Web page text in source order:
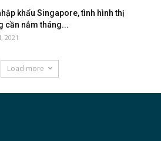
khẩu Singapore, tình hình thị
cần nắm tháng...
2021
Load more